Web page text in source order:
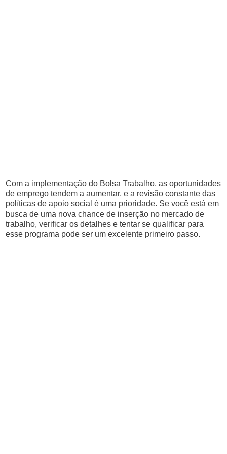
Com a implementação do Bolsa Trabalho, as oportunidades
de emprego tendem a aumentar, e a revisão constante das
políticas de apoio social é uma prioridade. Se você está em
busca de uma nova chance de inserção no mercado de
trabalho, verificar os detalhes e tentar se qualificar para
esse programa pode ser um excelente primeiro passo.